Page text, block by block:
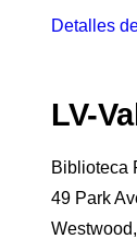
Detalles
LV-
Biblioteca
49 Park